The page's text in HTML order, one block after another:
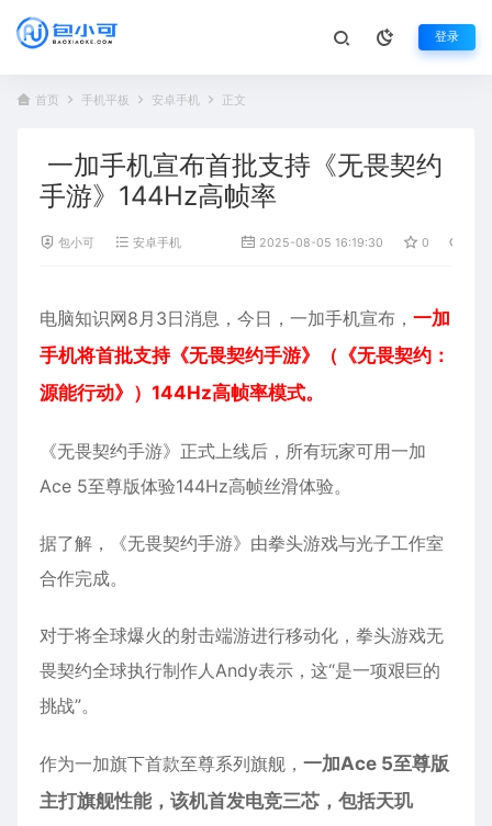
登录
首页 手机平板 安卓手机 正文
一加手机宣布首批支持《无畏契约
手游》144Hz高帧率
包小可 安卓手机 2025-08-05 16:19:30 0
电脑知识网8月3日消息，今日， 一加手机宣布， 一加
手机将首批支持《无畏契约手游》（《无畏契约：
源能行动》）144Hz高帧率模式。
《无畏契约手游》正式上线后，所有玩家可用一加
Ace 5至尊版体验144Hz高帧丝滑体验。
据了解，《无畏契约手游》由拳头游戏与光子工作室
合作完成。
对于将全球爆火的射击端游进行移动化，拳头游戏无
畏契约全球执行制作人Andy表示，这“是一项艰巨的
挑战”。
作为一加旗下首款至尊系列旗舰， 一加Ace 5至尊版
主打旗舰性能，该机首发电竞三芯，包括天玑